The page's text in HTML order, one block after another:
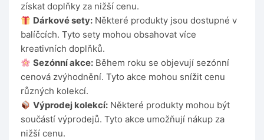
získat doplňky za nižší cenu.
Dárkové sety: Některé produkty jsou dostupné v
balíčcích. Tyto sety mohou obsahovat více
kreativních doplňků.
Sezónní akce: Během roku se objevují sezónní
cenová zvýhodnění. Tyto akce mohou snížit cenu
různých kolekcí.
Výprodej kolekcí: Některé produkty mohou být
součástí výprodejů. Tyto akce umožňují nákup za
nižší cenu.